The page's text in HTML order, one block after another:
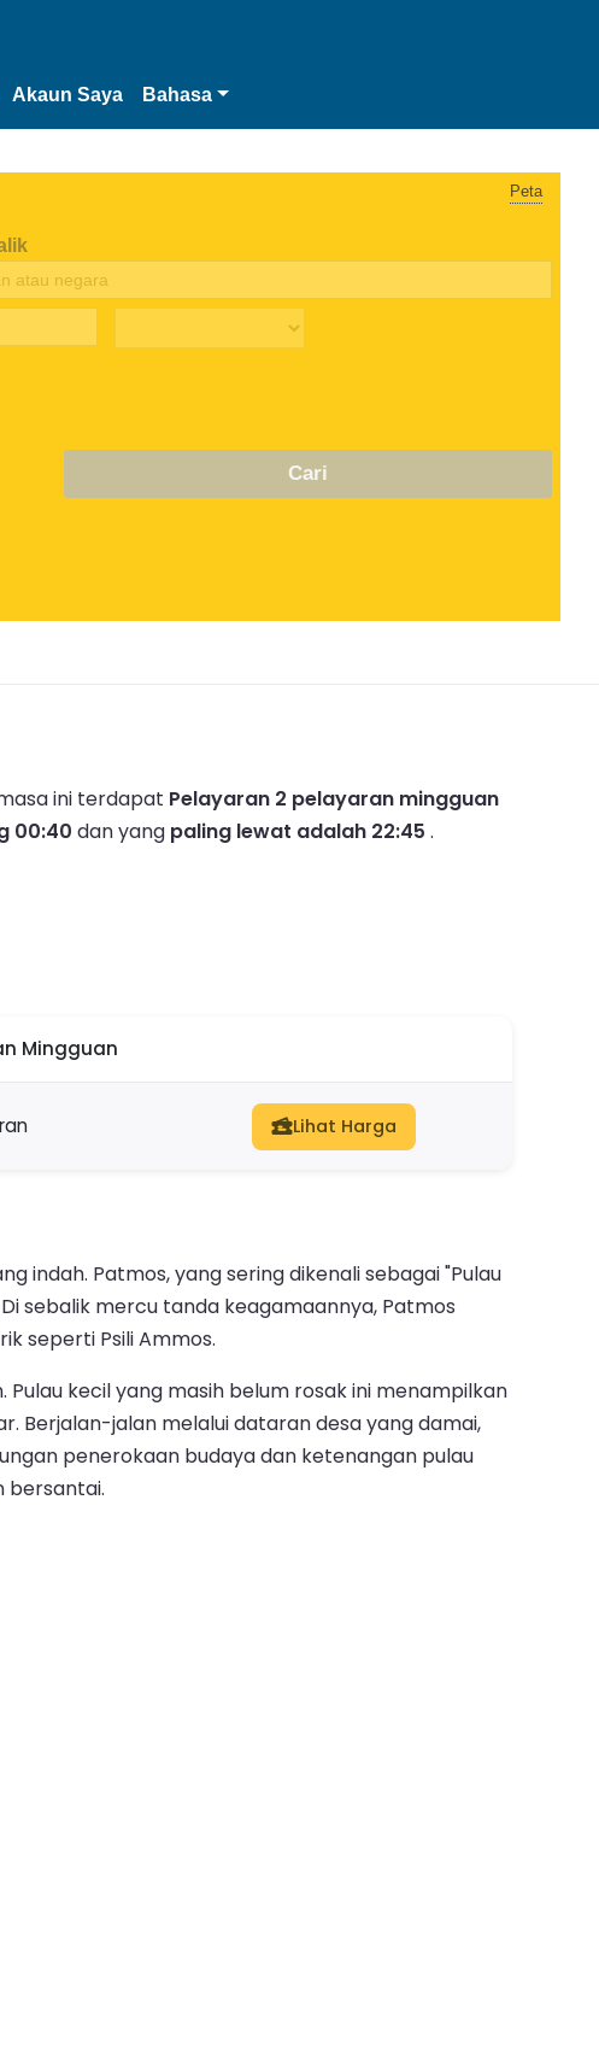
Akaun Saya Bahasa
Peta
Cari
ini terdapat Pelayaran 2 pelayaran mingguan
00:40 dan yang paling lewat adalah 22:45 .
Mingguan
Lihat Harga
indah. Patmos, yang sering dikenali sebagai "Pulau
sebalik mercu tanda keagamaannya, Patmos
seperti Psili Ammos.
kecil yang masih belum rosak ini menampilkan
Berjalan-jalan melalui dataran desa yang damai,
penerokaan budaya dan ketenangan pulau
bersantai.